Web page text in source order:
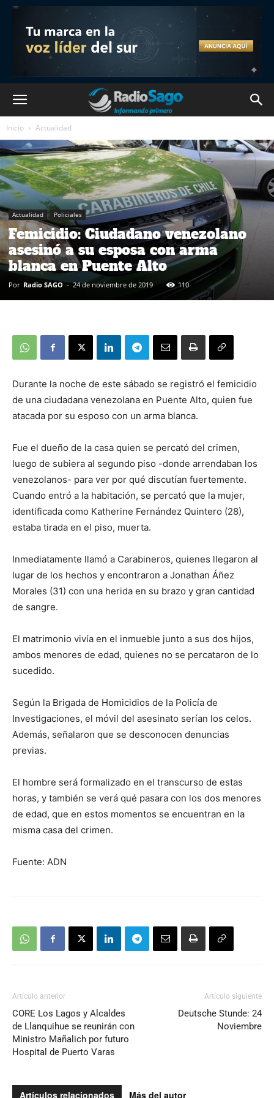
Inicio Actualidad
Actualidad Policiales
Femicidio: Ciudadano venezolano
asesinó a su esposa con arma
blanca en Puente Alto
Por Radio SAGO - 24 de noviembre de 2019 110
Durante la noche de este sábado se registró el femicidio
de una ciudadana venezolana en Puente Alto, quien fue
atacada por su esposo con un arma blanca.
Fue el dueño de la casa quien se percató del crimen,
luego de subiera al segundo piso -donde arrendaban los
venezolanos- para ver por qué discutían fuertemente.
Cuando entró a la habitación, se percató que la mujer,
identificada como Katherine Fernández Quintero (28),
estaba tirada en el piso, muerta.
Inmediatamente llamó a Carabineros, quienes llegaron al
lugar de los hechos y encontraron a Jonathan Áñez
Morales (31) con una herida en su brazo y gran cantidad
de sangre.
El matrimonio vivía en el inmueble junto a sus dos hijos,
ambos menores de edad, quienes no se percataron de lo
sucedido.
Según la Brigada de Homicidios de la Policía de
Investigaciones, el móvil del asesinato serían los celos.
Además, señalaron que se desconocen denuncias
previas.
El hombre será formalizado en el transcurso de estas
horas, y también se verá qué pasara con los dos menores
de edad, que en estos momentos se encuentran en la
misma casa del crimen.
Fuente: ADN
Artículo anterior
CORE Los Lagos y Alcaldes
de Llanquihue se reunirán con
Ministro Mañalich por futuro
Hospital de Puerto Varas
Artículo siguiente
Deutsche Stunde: 24
Noviembre
Artículos relacionados Más del autor